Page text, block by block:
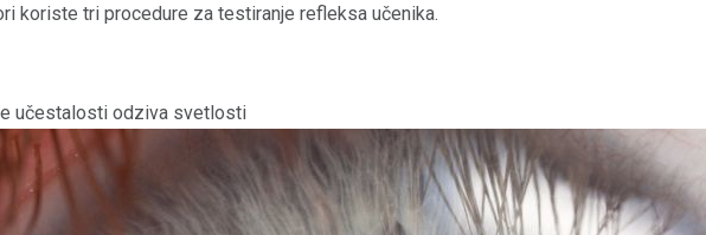
koriste tri procedure za testiranje refleksa učenika.
učestalosti odziva svetlosti